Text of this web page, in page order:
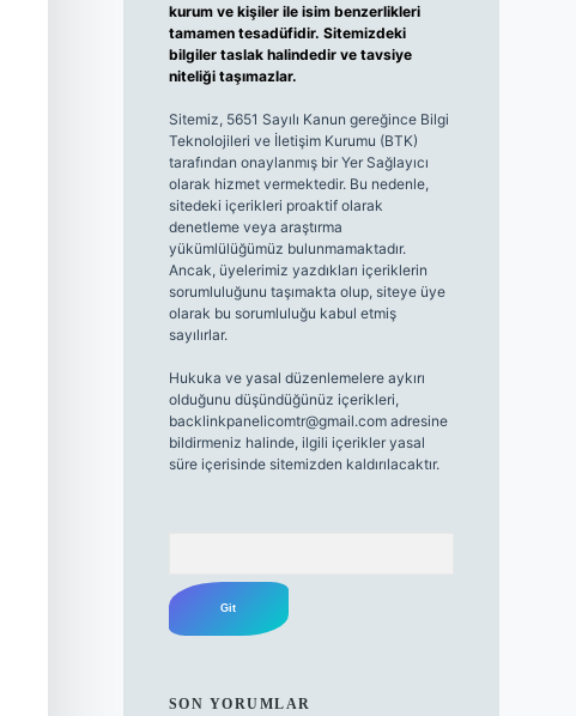
kurum ve kişiler ile isim benzerlikleri
tamamen tesadüfidir. Sitemizdeki
bilgiler taslak halindedir ve tavsiye
niteliği taşımazlar.
Sitemiz, 5651 Sayılı Kanun gereğince Bilgi
Teknolojileri ve İletişim Kurumu (BTK)
tarafından onaylanmış bir Yer Sağlayıcı
olarak hizmet vermektedir. Bu nedenle,
sitedeki içerikleri proaktif olarak
denetleme veya araştırma
yükümlülüğümüz bulunmamaktadır.
Ancak, üyelerimiz yazdıkları içeriklerin
sorumluluğunu taşımakta olup, siteye üye
olarak bu sorumluluğu kabul etmiş
sayılırlar.
Hukuka ve yasal düzenlemelere aykırı
olduğunu düşündüğünüz içerikleri,
backlinkpanelicomtr@gmail.comadresine
bildirmeniz halinde, ilgili içerikler yasal
süre içerisinde sitemizden kaldırılacaktır.
SON YORUMLAR